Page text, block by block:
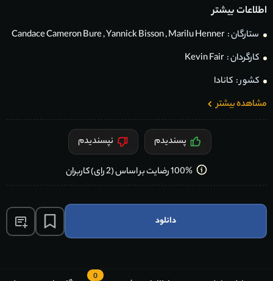
اطلاعات بیشتر
ستارگان : Candace Cameron Bure,Yannick Bisson,Marilu Henner
کارگردان : Kevin Fair
کشور : کانادا
مشاهده بیشتر
پسندیدم نپسندیدم
100% رضایت بر اساس (2 رای) کاربران
دانلود
0